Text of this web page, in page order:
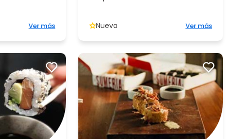
Ver más Nueva Ver más